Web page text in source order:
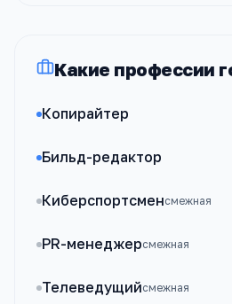
Какие профессии
Копирайтер
Бильд-редактор
Киберспортсменсмежная
PR-менеджерсмежная
Телеведущийсмежная